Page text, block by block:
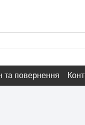
та повернення